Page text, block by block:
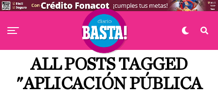
ALL POSTS TAGGED
"APLICACIÓN PÚBLICA